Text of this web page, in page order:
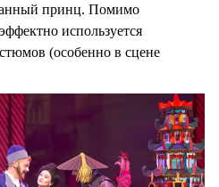
принц. Помимо
используется
(особенно в сцене